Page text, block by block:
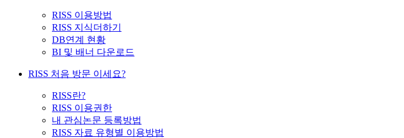
RISS 이용방법
RISS 지식더하기
DB연계 현황
BI 및 배너 다운로드
RISS 처음 방문 이세요?
RISS란?
RISS 이용권한
내 관심논문 등록방법
RISS 자료 유형별 이용방법